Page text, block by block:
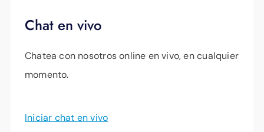
Chat en vivo
Chatea con nosotros online en vivo, en cualquier
momento.
Iniciar chat en vivo